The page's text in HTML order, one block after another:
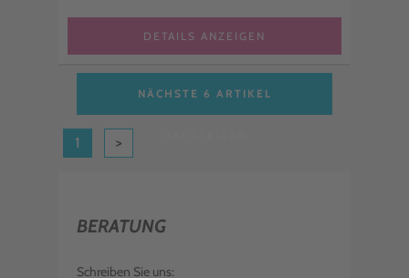
DETAILS ANZEIGEN
NÄCHSTE 6 ARTIKEL
1 >
BERATUNG
Schreiben Sie uns: